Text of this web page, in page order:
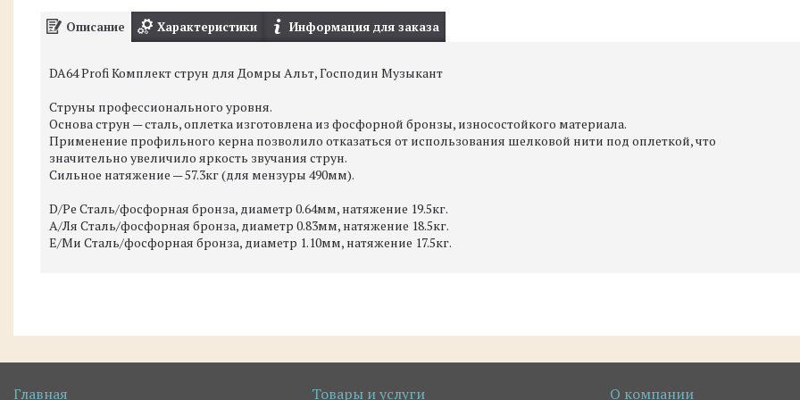
Описание Характеристики Информация для заказа
DA64 Profi Комплект струн для Домры Альт, Господин Музыкант
Струны профессионального уровня.
Основа струн — сталь, оплетка изготовлена из фосфорной бронзы, износостойкого материала.
Применение профильного керна позволило отказаться от использования шелковой нити под оплеткой, что
значительно увеличило яркость звучания струн.
Сильное натяжение — 57.3кг (для мензуры 490мм).
D/Ре Сталь/фосфорная бронза, диаметр 0.64мм, натяжение 19.5кг.
А/Ля Сталь/фосфорная бронза, диаметр 0.83мм, натяжение 18.5кг.
Е/Ми Сталь/фосфорная бронза, диаметр 1.10мм, натяжение 17.5кг.
Главная Товары и услуги О компании